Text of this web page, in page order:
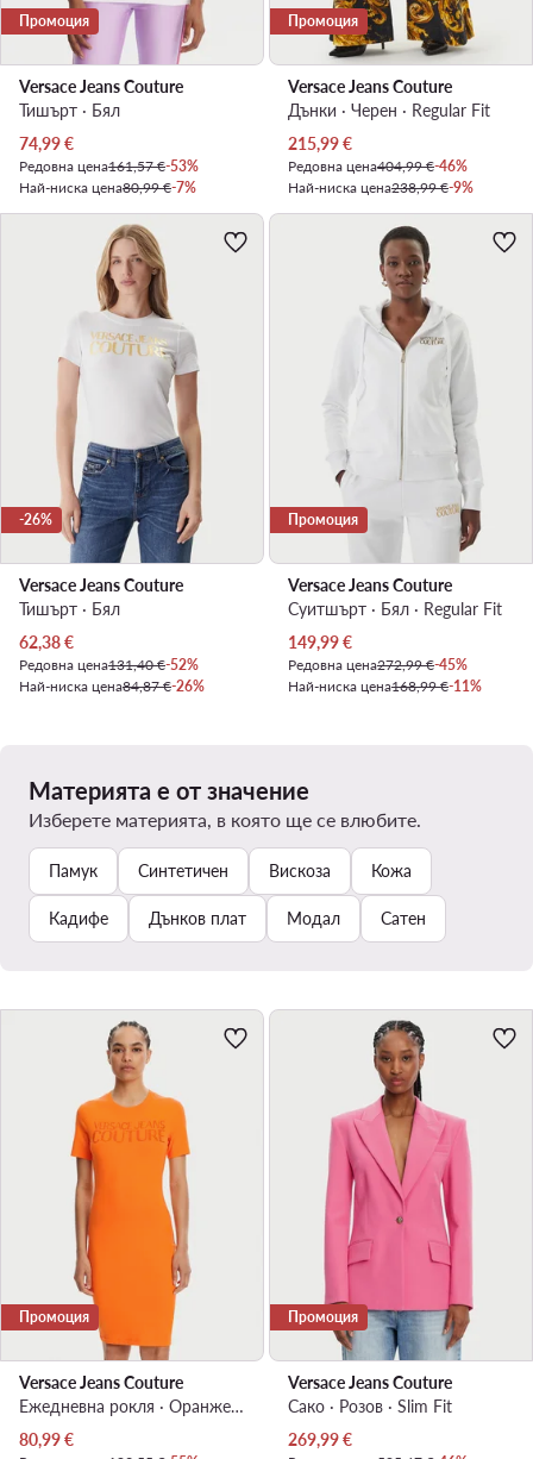
Промоция
Versace Jeans Couture
Тишърт · Бял
Актуална цена
74,99€
Редовна цена161,57 €-53%
Най-ниска цена80,99 €-7%
Промоция
Versace Jeans Couture
Дънки · Черен · Regular Fit
Актуална цена
215,99€
Редовна цена404,99 €-46%
Най-ниска цена238,99 €-9%
-26%
Versace Jeans Couture
Тишърт · Бял
Актуална цена
62,38€
Редовна цена131,40 €-52%
Най-ниска цена84,87 €-26%
Промоция
Versace Jeans Couture
Суитшърт · Бял · Regular Fit
Актуална цена
149,99€
Редовна цена272,99 €-45%
Най-ниска цена168,99 €-11%
Материята е от значение
Изберете материята, в която ще се влюбите.
Памук Синтетичен Вискоза Кожа
Кадифе Дънков плат Модал Сатен
Промоция
Versace Jeans Couture
Ежедневна рокля · Оранжев · Мини
Актуална цена
80,99€
Промоция
Versace Jeans Couture
Сако · Розов · Slim Fit
Актуална цена
269,99€